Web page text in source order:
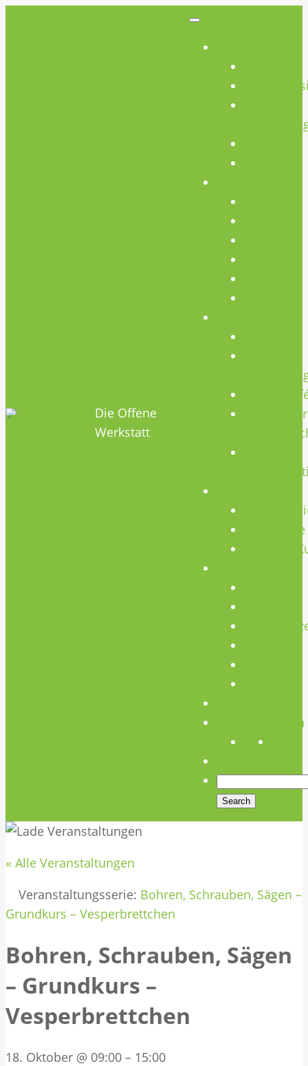
Die Offene
Werkstatt
Repair
CNC Kurse
Schweiß-
Öffnungszeiten
« Alle Veranstaltungen
Veranstaltungsserie: Bohren, Schrauben, Sägen –
Grundkurs – Vesperbrettchen
Bohren, Schrauben, Sägen
– Grundkurs –
Vesperbrettchen
18. Oktober @ 09:00 – 15:00